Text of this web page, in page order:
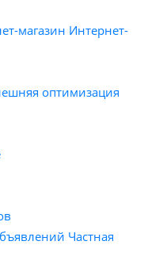
магазин Интернет-
оптимизация
Частная